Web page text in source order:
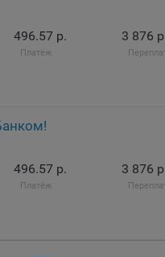
496.57 р.
Платёж
3 876
496.57 р.
Платёж
3 876